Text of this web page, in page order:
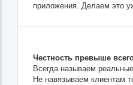
приложения. Делаем это
Честность превыше
Всегда называем
Не навязываем клиентам